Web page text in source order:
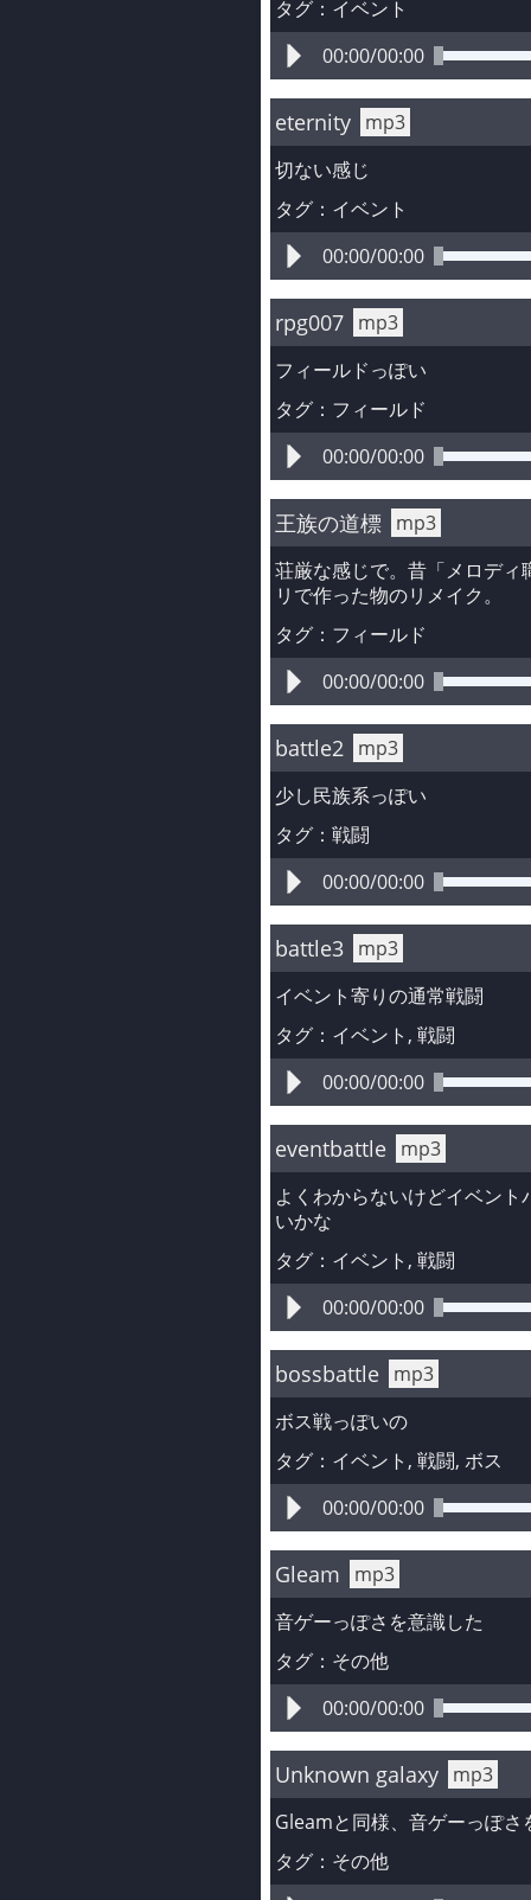
タグ： イベント
00:00/00:00
eternity mp3
切ない感じ
タグ： イベント
00:00/00:00
rpg007 mp3
フィールドっぽい
タグ： フィールド
00:00/00:00
王族の道標 mp3
荘厳な感じで。昔「メロディ
リで作った物のリメイク。
タグ： フィールド
00:00/00:00
battle2 mp3
少し民族系っぽい
タグ： 戦闘
00:00/00:00
battle3 mp3
イベント寄りの通常戦闘
タグ： イベント , 戦闘
00:00/00:00
eventbattle mp3
よくわからないけどイベント
いかな
タグ： イベント , 戦闘
00:00/00:00
bossbattle mp3
ボス戦っぽいの
タグ： イベント , 戦闘, ボス
00:00/00:00
Gleam
mp3
音ゲーっぽさを意識した
タグ： その他
00:00/00:00
Unknown galaxy mp3
Gleamと同様、音ゲーっぽさ
タグ： その他